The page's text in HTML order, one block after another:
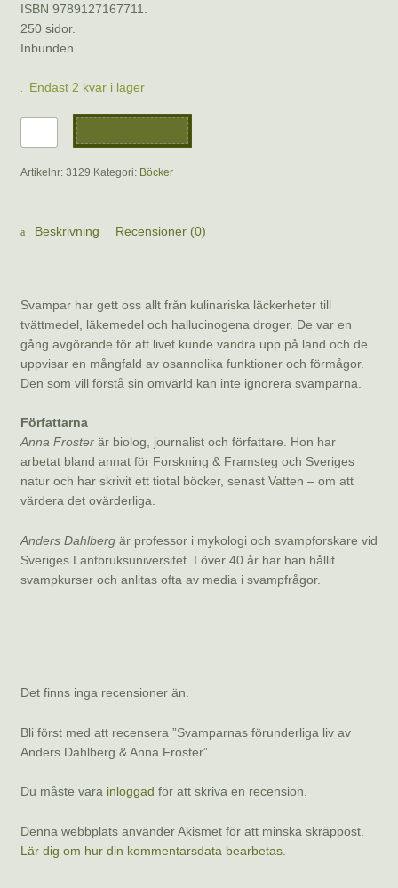
ISBN 9789127167711.
250 sidor.
Inbunden.
Endast 2 kvar i lager
Svamparnas
förunderliga
liv
Dahlberg
mängd
Lägg till i varukorg
Artikelnr: 3129 Kategori: Böcker
Beskrivning Recensioner (0)
Svampar har gett oss allt från kulinariska läckerheter till
tvättmedel, läkemedel och hallucinogena droger. De var en
gång avgörande för att livet kunde vandra upp på land och de
uppvisar en mångfald av osannolika funktioner och förmågor.
Den som vill förstå sin omvärld kan inte ignorera svamparna.
Författarna
Anna Frosterär biolog, journalist och författare. Hon har
arbetat bland annat för Forskning & Framsteg och Sveriges
natur och har skrivit ett tiotal böcker, senast Vatten – om att
värdera det ovärderliga.
Anders Dahlbergär professor i mykologi och svampforskare vid
Sveriges Lantbruksuniversitet. I över 40 år har han hållit
svampkurser och anlitas ofta av media i svampfrågor.
Det finns inga recensioner än.
Bli först med att recensera ”Svamparnas förunderliga liv av
Anders Dahlberg & Anna Froster”
Du måste vara inloggad för att skriva en recension.
Denna webbplats använder Akismet för att minska skräppost.
Lär dig om hur din kommentarsdata bearbetas.